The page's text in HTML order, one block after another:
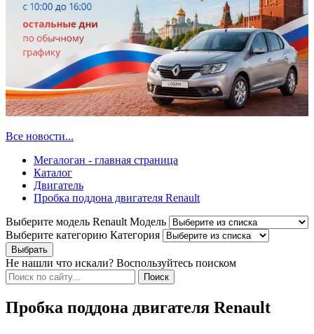
Все новости...
Мегалоган - главная страница
Каталог
Двигатель
Пробка поддона двигателя Renault
Выберите модель Renault Модель
Выберите категорию Категория
Не нашли что искали? Воспользуйтесь поиском
Пробка поддона двигателя Renault